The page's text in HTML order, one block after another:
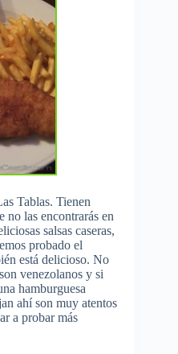
Tablas. Tienen
no las encontrarás en
salsas caseras,
probado el
está delicioso. No
venezolanos y si
hamburguesa
ahí son muy atentos
a probar más